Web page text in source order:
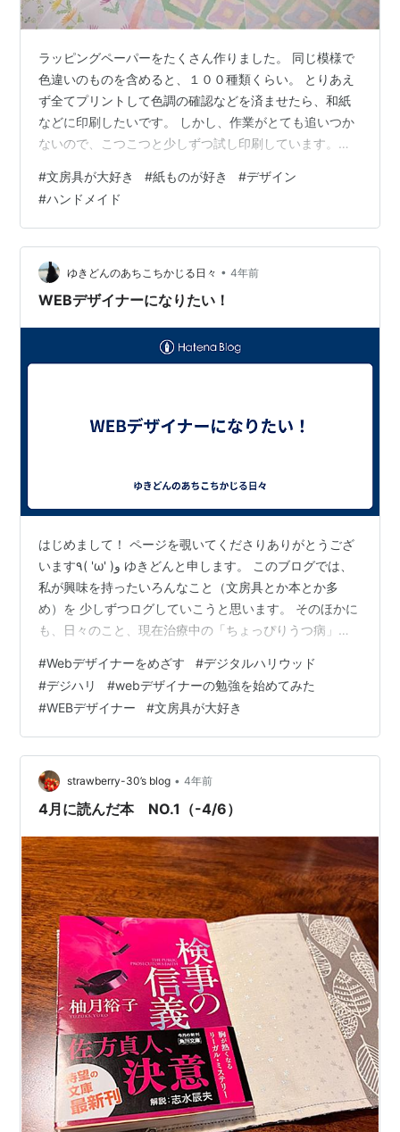
ラッピングペーパーをたくさん作りました。 同じ模様で
色違いのものを含めると、１００種類くらい。 とりあえ
ず全てプリントして色調の確認などを済ませたら、和紙
などに印刷したいです。 しかし、作業がとても追いつか
ないので、こつこつと少しずつ試し印刷しています。
今日、フジの花が咲いているのを見つけました。本当に
季節が進むのが早くない？？？とびっくりです。今まで
は、５月中旬でも早いな〜と感じてたのになー。
#文房具が大好き #紙ものが好き #デザイン
#ハンドメイド
ゆきどんのあちこちかじる日々 • 4年前
WEBデザイナーになりたい！
はじめまして！ ページを覗いてくださりありがとうござ
います٩( 'ω' )و ゆきどんと申します。 このブログでは、
私が興味を持ったいろんなこと（文房具とか本とか多
め）を 少しずつログしていこうと思います。 そのほかに
も、日々のこと、現在治療中の「ちょっぴりうつ病」の
たれ弱さ選手権優勝するほどのよわよわ人間なので、 過
激なことやドラマチックなことはおそらく起こらない 平
凡な日々の記録になりますが、ゆるゆるっと見ていただ
けたら嬉しいです。 刺激はゼロです。 さて、タイトルに
も書きましたが、 「WEBデザイナーになりてえ！！！」
という気持ちで、…
#Webデザイナーをめざす #デジタルハリウッド
#デジハリ #webデザイナーの勉強を始めてみた
#WEBデザイナー #文房具が大好き
strawberry-30’s blog • 4年前
4月に読んだ本 NO.1（-4/6）